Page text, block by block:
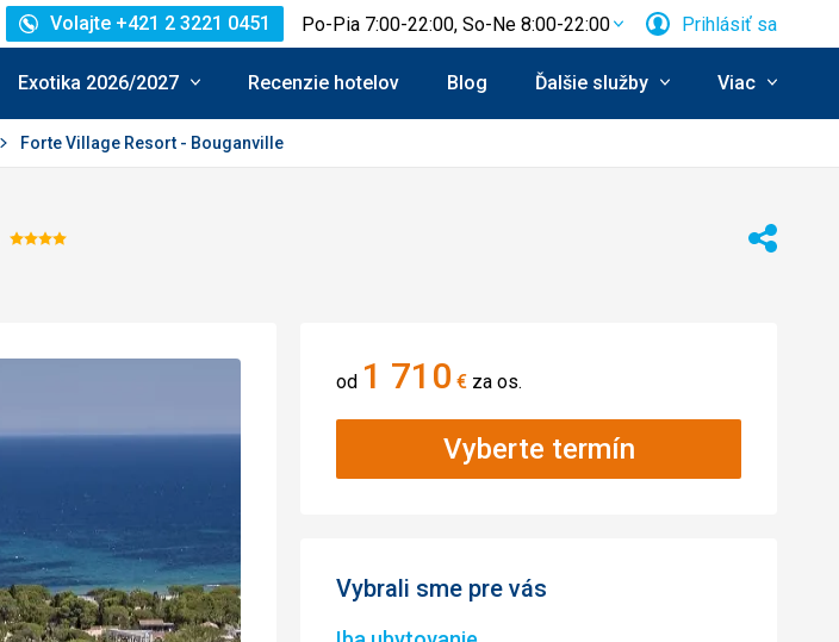
Volajte +421 2 3221 0451 Po-Pia 7:00-22:00, So-Ne 8:00-22:00 Prihlásiť sa
Exotika 2026/2027 Recenzie hotelov Blog Ďalšie služby Viac
Forte Village Resort - Bouganville
Hodnotenie:
Zdieľať
od 1 710 € za os.
Vyberte termín
Vybrali sme pre vás